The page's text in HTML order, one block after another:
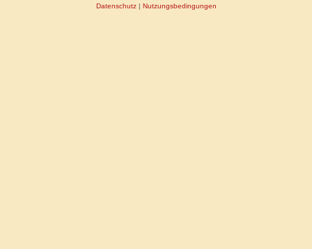
Datenschutz| Nutzungsbedingungen